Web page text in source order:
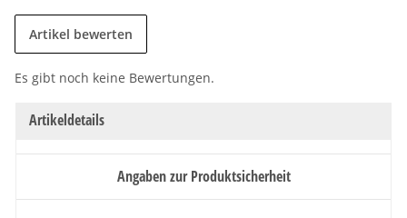
Artikel bewerten
Es gibt noch keine Bewertungen.
Artikeldetails
Angaben zur Produktsicherheit